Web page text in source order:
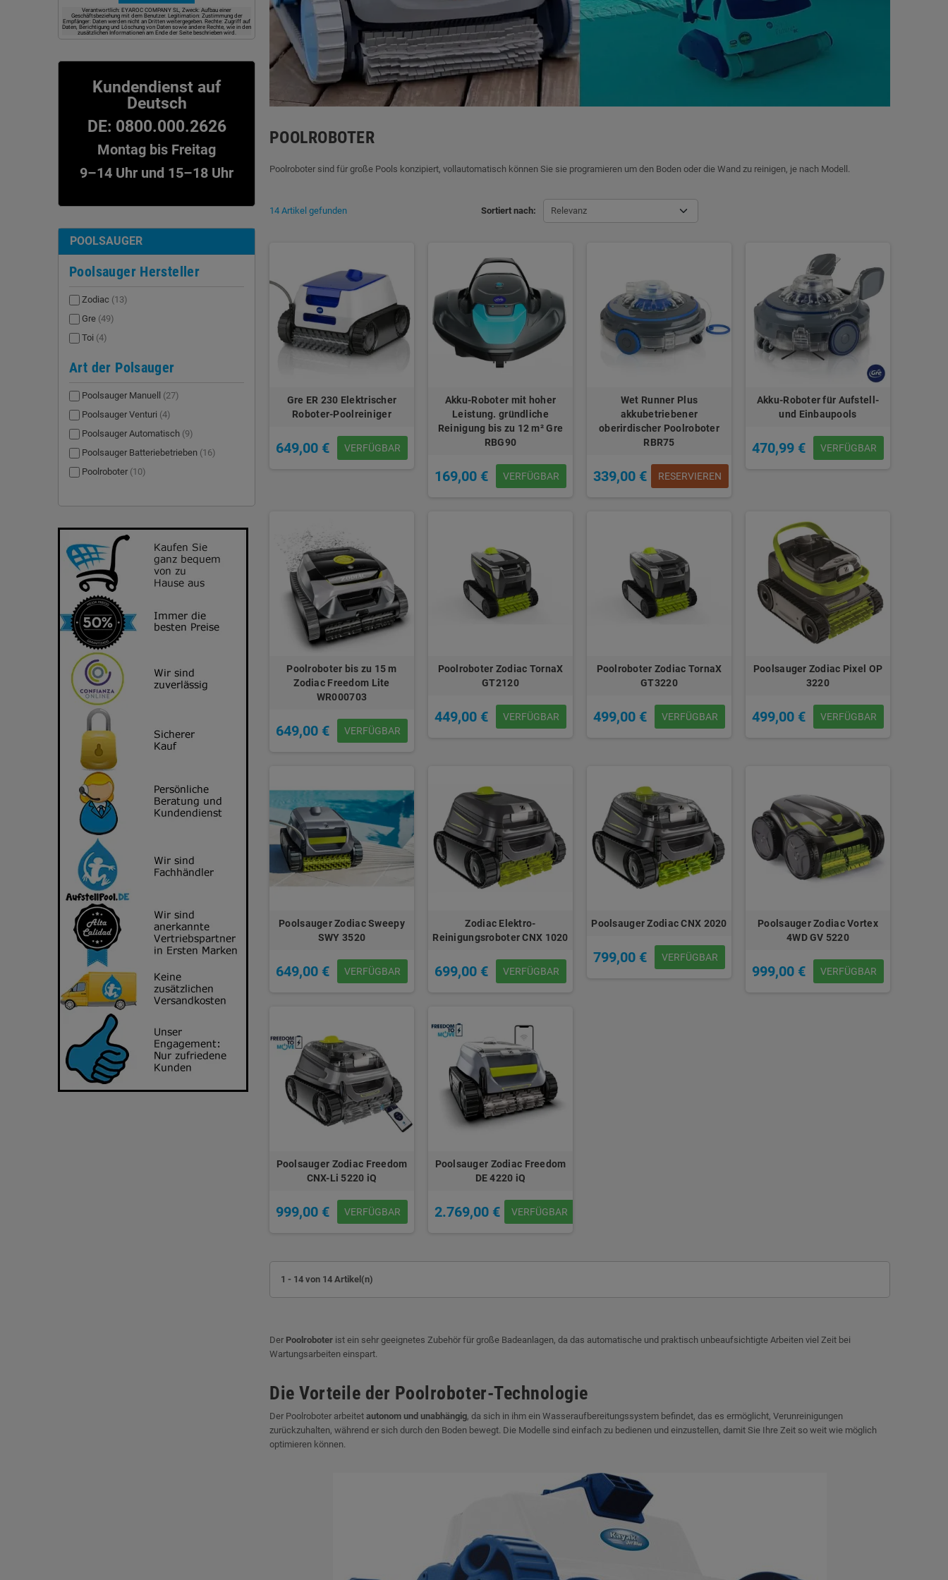
Verantwortlich: EYAROC COMPANY SL, Zweck: Aufbau einer
Geschäftsbeziehung mit dem Benutzer. Legitimation: Zustimmung der
Empfänger: Daten werden nicht an Dritten weitergegeben. Rechte: Zugriff auf
Daten, Berichtigung und Löschung von Daten sowie andere Rechte, wie in den
zusätzlichen Informationen am Ende der Seite beschrieben wird.
Kundendienst auf
Deutsch
DE: 0800.000.2626
Montag bis Freitag
9–14 Uhr und 15–18 Uhr
POOLSAUGER
Poolsauger Hersteller
Zodiac (13)
Gre (49)
Toi (4)
Art der Polsauger
Poolsauger Manuell (27)
Poolsauger Venturi (4)
Poolsauger Automatisch (9)
Poolsauger Batteriebetrieben (16)
Poolroboter (10)
POOLROBOTER
Poolroboter sind für große Pools konzipiert, vollautomatisch können Sie sie programieren um den Boden oder die Wand zu reinigen, je nach Modell.
Sortiert nach: Relevanz
14 Artikel gefunden
Gre ER 230 Elektrischer
Roboter-Poolreiniger
649,00 € VERFÜGBAR
Akku-Roboter mit hoher
Leistung. gründliche
Reinigung bis zu 12 m² Gre
RBG90
169,00 € VERFÜGBAR
Wet Runner Plus
akkubetriebener
oberirdischer Poolroboter
RBR75
339,00 € RESERVIEREN
Akku-Roboter für Aufstell-
und Einbaupools
470,99 € VERFÜGBAR
Poolroboter bis zu 15 m
Zodiac Freedom Lite
WR000703
649,00 € VERFÜGBAR
Poolroboter Zodiac TornaX
GT2120
449,00 € VERFÜGBAR
Poolroboter Zodiac TornaX
GT3220
499,00 € VERFÜGBAR
Poolsauger Zodiac Pixel OP
3220
499,00 € VERFÜGBAR
Poolsauger Zodiac Sweepy
SWY 3520
649,00 € VERFÜGBAR
Zodiac Elektro-
Reinigungsroboter CNX 1020
699,00 € VERFÜGBAR
Poolsauger Zodiac CNX 2020
799,00 € VERFÜGBAR
Poolsauger Zodiac Vortex
4WD GV 5220
999,00 € VERFÜGBAR
Poolsauger Zodiac Freedom
CNX-Li 5220 iQ
999,00 € VERFÜGBAR
Poolsauger Zodiac Freedom
DE 4220 iQ
2.769,00 € VERFÜGBAR
1 - 14 von 14 Artikel(n)
Der Poolroboter ist ein sehr geeignetes Zubehör für große Badeanlagen, da das automatische und praktisch unbeaufsichtigte Arbeiten viel Zeit bei
Wartungsarbeiten einspart.
Die Vorteile der Poolroboter-Technologie
Der Poolroboter arbeitet autonom und unabhängig, da sich in ihm ein Wasseraufbereitungssystem befindet, das es ermöglicht, Verunreinigungen
zurückzuhalten, während er sich durch den Boden bewegt. Die Modelle sind einfach zu bedienen und einzustellen, damit Sie Ihre Zeit so weit wie möglich
optimieren können.